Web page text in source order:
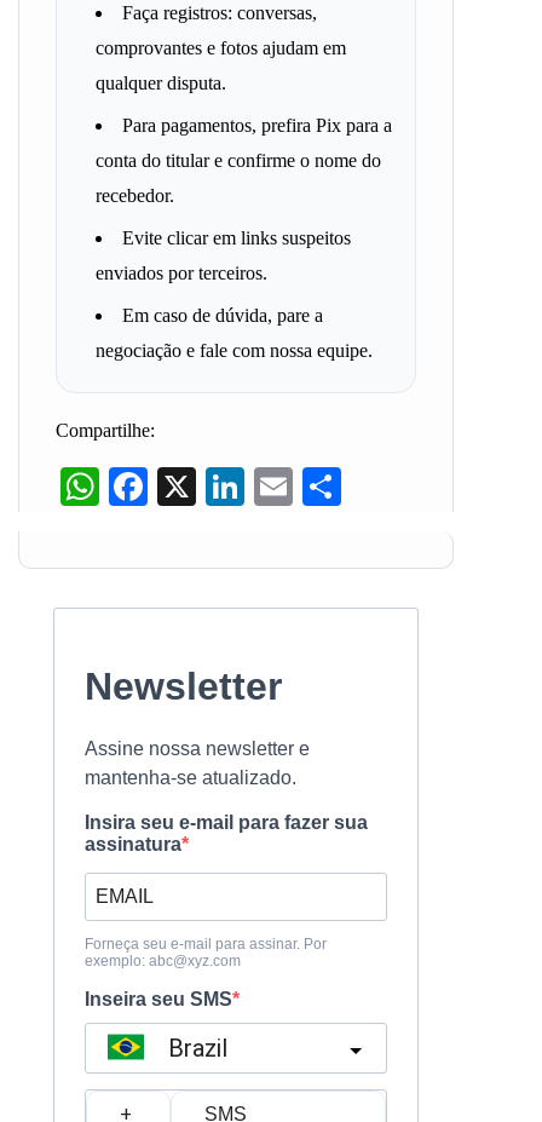
Faça registros: conversas,
comprovantes e fotos ajudam em
qualquer disputa.
Para pagamentos, prefira Pix para a
conta do titular e confirme o nome do
recebedor.
Evite clicar em links suspeitos
enviados por terceiros.
Em caso de dúvida, pare a
negociação e fale com nossa equipe.
Compartilhe:
WhatsApp
Facebook
X LinkedIn
Email
Newsletter
Assine nossa newsletter e
mantenha-se atualizado.
Insira seu e-mail para fazer sua
assinatura
Forneça seu e-mail para assinar. Por
exemplo: abc@xyz.com
Inseira seu SMS
Brazil